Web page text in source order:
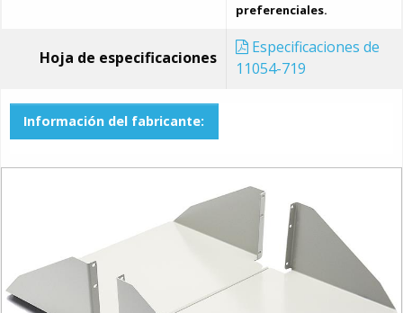
preferenciales.
Hoja de especificaciones
Especificaciones de
11054-719
Información del fabricante: